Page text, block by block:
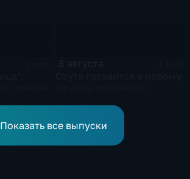
Показать все выпуски